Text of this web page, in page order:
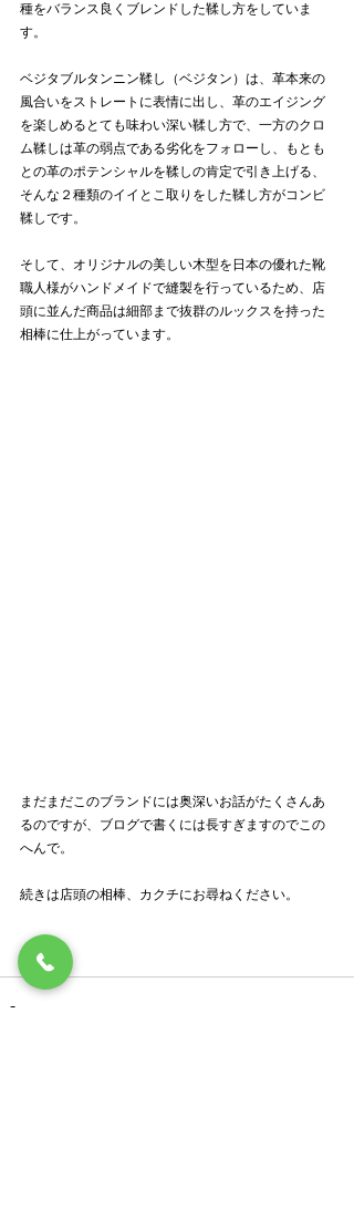
種をバランス良くブレンドした鞣し方をしていま
す。
ベジタブルタンニン鞣し（ベジタン）は、革本来の
風合いをストレートに表情に出し、革のエイジング
を楽しめるとても味わい深い鞣し方で、一方のクロ
ム鞣しは革の弱点である劣化をフォローし、もとも
との革のポテンシャルを鞣しの肯定で引き上げる、
そんな２種類のイイとこ取りをした鞣し方がコンビ
鞣しです。
そして、オリジナルの美しい木型を日本の優れた靴
職人様がハンドメイドで縫製を行っているため、店
頭に並んだ商品は細部まで抜群のルックスを持った
相棒に仕上がっています。
まだまだこのブランドには奥深いお話がたくさんあ
るのですが、ブログで書くには長すぎますのでこの
へんで。
続きは店頭の相棒、カクチにお尋ねください。